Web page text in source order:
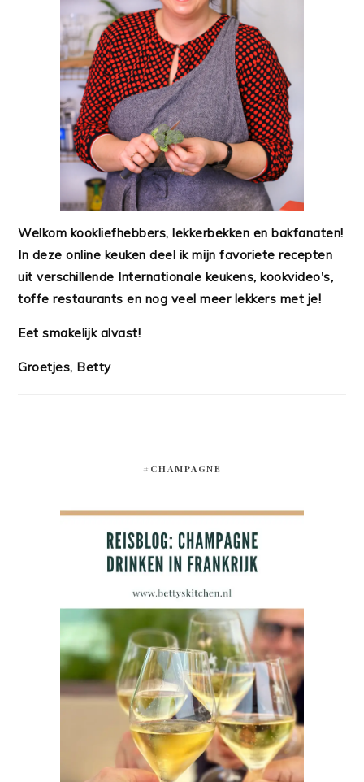
Welkom kookliefhebbers, lekkerbekken en bakfanaten!
In deze online keuken deel ik mijn favoriete recepten
uit verschillende Internationale keukens, kookvideo's,
toffe restaurants en nog veel meer lekkers met je!
Eet smakelijk alvast!
Groetjes, Betty
#CHAMPAGNE